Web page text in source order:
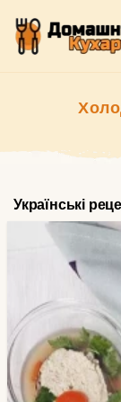
Українські